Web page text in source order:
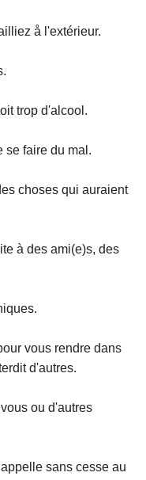
å l'extérieur.
trop d'alcool.
se faire du mal.
choses qui auraient
à des ami(e)s, des
vous rendre dans
d'autres.
ou d'autres
sans cesse au